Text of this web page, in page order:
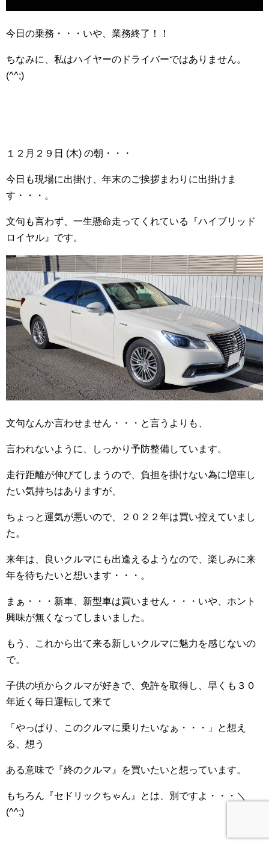
今日の乗務・・・いや、業務終了！！
ちなみに、私はハイヤーのドライバーではありません。
(^^;)
１２月２９日 (木) の朝・・・
今日も現場に出掛け、年末のご挨拶まわりに出掛けま
す・・・。
文句も言わず、一生懸命走ってくれている『ハイブリッド
ロイヤル』です。
文句なんか言わせません・・・と言うよりも、
言われないように、しっかり予防整備しています。
走行距離が伸びてしまうので、負担を掛けない為に増車し
たい気持ちはありますが、
ちょっと運気が悪いので、２０２２年は買い控えていまし
た。
来年は、良いクルマにも出逢えるようなので、楽しみに来
年を待ちたいと想います・・・。
まぁ・・・新車、新型車は買いません・・・いや、ホント
興味が無くなってしまいました。
もう、これから出て来る新しいクルマに魅力を感じないの
で。
子供の頃からクルマが好きで、免許を取得し、早くも３０
年近く毎日運転して来て
「やっぱり、このクルマに乗りたいなぁ・・・」と想え
る、想う
ある意味で『終のクルマ』を買いたいと想っています。
もちろん『セドリックちゃん』とは、別ですよ・・・＼
(^^;)